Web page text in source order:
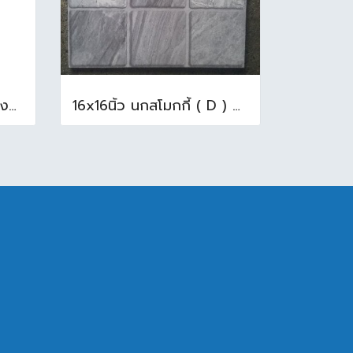
N-003/13 บล็อกแก้ว ช้างแก้ว WOW พริ้วแก้ว ( 24x11.5x8cm ) 16x16นิ้ว นกสโมกกี้ ( D ) A (Pack6)